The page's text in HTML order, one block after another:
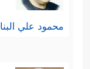
محمود علي البنا